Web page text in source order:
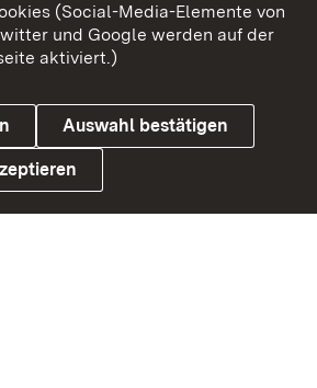
Datenschutz
(Social-Media-Elemente von
und Google werden auf der
aktiviert.)
Auswahl bestätigen